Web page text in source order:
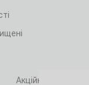
Акційні товари